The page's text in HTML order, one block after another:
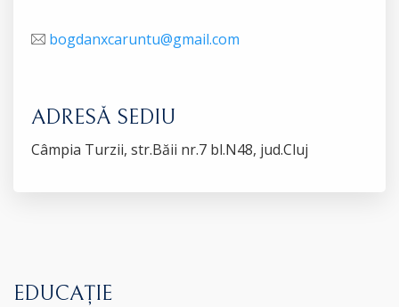
bogdanxcaruntu@gmail.com
ADRESĂ SEDIU
Câmpia Turzii, str.Băii nr.7 bl.N48, jud.Cluj
EDUCAȚIE